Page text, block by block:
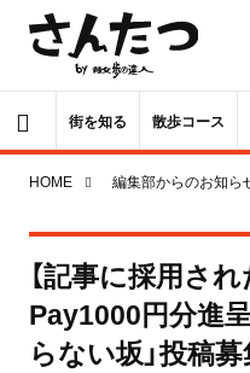
街を知る 散歩コース
HOME 編集部からのお知ら
【記事に採用さ
Pay1000円分進
らない坂」投稿募